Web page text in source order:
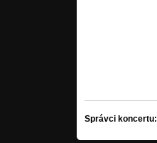
Správci koncertu: